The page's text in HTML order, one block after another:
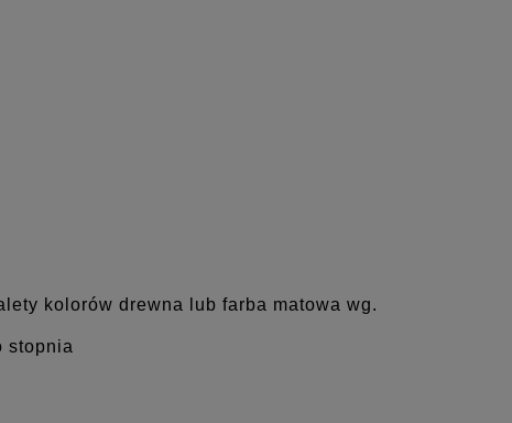
kolorów drewna lub farba matowa wg.
stopnia